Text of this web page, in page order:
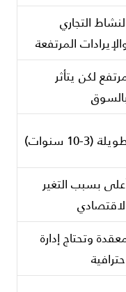
التجاري
المرتفعة
لكن يتأثر
(3-10 سنوات)
بسبب التغير
وتحتاج إدارة